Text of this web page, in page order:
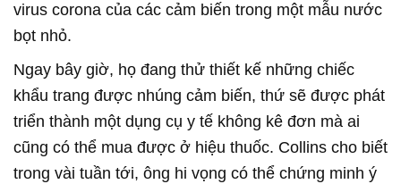
virus corona của các cảm biến trong một mẫu nước
bọt nhỏ.
Ngay bây giờ, họ đang thử thiết kế những chiếc
khẩu trang được nhúng cảm biến, thứ sẽ được phát
triển thành một dụng cụ y tế không kê đơn mà ai
cũng có thể mua được ở hiệu thuốc. Collins cho biết
trong vài tuần tới, ông hi vọng có thể chứng minh ý